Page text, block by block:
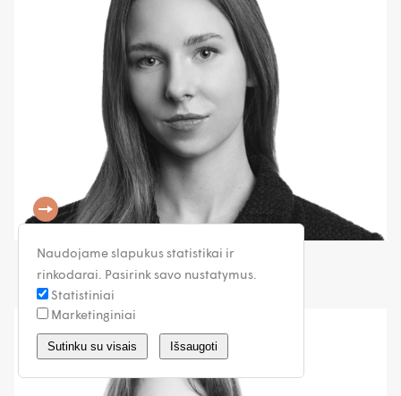
Evelina Eidukaitytė
Teisininkė
Naudojame slapukus statistikai ir
rinkodarai. Pasirink savo nustatymus.
Statistiniai
Marketinginiai
Sutinku su visais Išsaugoti